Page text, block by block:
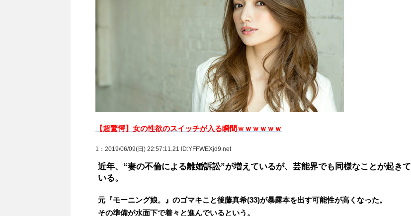
【超驚愕】女の性欲のスイッチが入る瞬間ｗｗｗｗｗｗ
1 ：2019/06/09(日) 22:57:11.21 ID:YFFWEXjd9.net
近年、“妻の不倫による離婚訴訟”が増えているが、芸能界でも同様なことが起きて
いる。
元『モーニング娘。』のゴマキこと後藤真希(33)が暴露本を出す可能性が高くなった。
その準備が水面下で着々と進んでいるという。